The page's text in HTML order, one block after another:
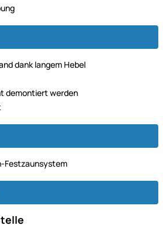
dank langem Hebel
demontiert werden
Festzaunsystem